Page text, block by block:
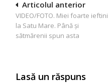
Navigare
în
articole
Articolul anterior
VIDEO/FOTO. Miei foarte ieftini
la Satu Mare. Până și
sătmărenii spun asta
Lasă un răspuns